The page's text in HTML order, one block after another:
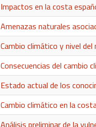
Impactos en la costa
Amenazas naturales
Cambio climático y nivel
Consecuencias del cambio
Estado actual de los
Cambio climático en la
Análisis preliminar de la